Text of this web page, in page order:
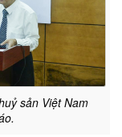
sản Việt Nam